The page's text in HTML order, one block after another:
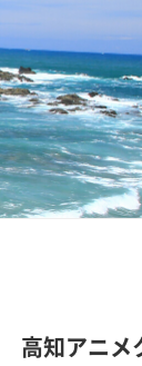
高知アニメ